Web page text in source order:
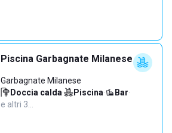
Piscina Garbagnate Milanese
Garbagnate Milanese
Doccia calda· Piscina· Bar·
e altri 3…